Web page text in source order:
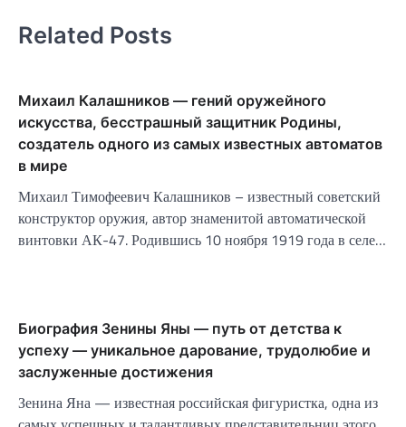
Related Posts
Михаил Калашников — гений оружейного
искусства, бесстрашный защитник Родины,
создатель одного из самых известных автоматов
в мире
Михаил Тимофеевич Калашников – известный советский
конструктор оружия, автор знаменитой автоматической
винтовки АК-47. Родившись 10 ноября 1919 года в селе…
Биография Зенины Яны — путь от детства к
успеху — уникальное дарование, трудолюбие и
заслуженные достижения
Зенина Яна — известная российская фигуристка, одна из